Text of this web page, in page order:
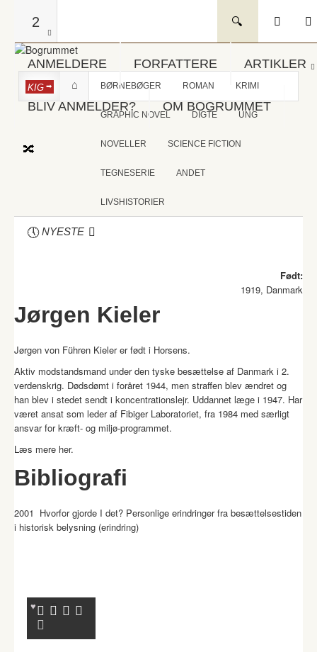
2
ANMELDERE FORFATTERE ARTIKLER
BLIV ANMELDER? OM BOGRUMMET
KIG BØRNEBØGER ROMAN KRIMI
GRAPHIC NOVEL DIGTE UNG
NOVELLER SCIENCE FICTION
TEGNESERIE ANDET
LIVSHISTORIER
NYESTE
Født:
1919, Danmark
Jørgen Kieler
Jørgen von Führen Kieler er født i Horsens.
Aktiv modstandsmand under den tyske besættelse af Danmark i 2.
verdenskrig. Dødsdømt i foråret 1944, men straffen blev ændret og
han blev i stedet sendt i koncentrationslejr. Uddannet læge i 1947. Har
været ansat som leder af Fibiger Laboratoriet, fra 1984 med særligt
ansvar for kræft- og miljø-programmet.
Læs mere her.
Bibliografi
2001 Hvorfor gjorde I det? Personlige erindringer fra besættelsestiden
i historisk belysning (erindring)